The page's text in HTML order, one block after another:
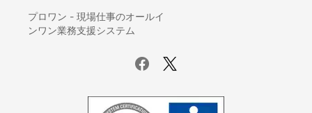
リノベーション・大規模リフォーム
障子の張り替え
クッションフロア張替え
プロワン - 現場仕事のオールイ
ンワン業務支援システム